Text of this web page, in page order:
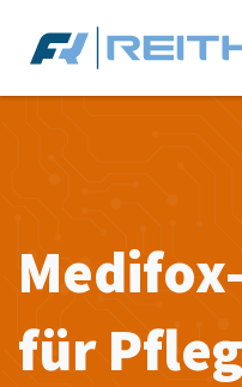
für